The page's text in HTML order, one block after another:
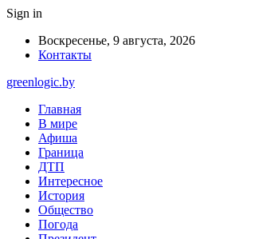
Sign in
Воскресенье, 9 августа, 2026
Контакты
greenlogic.by
Главная
В мире
Афиша
Граница
ДТП
Интересное
История
Общество
Погода